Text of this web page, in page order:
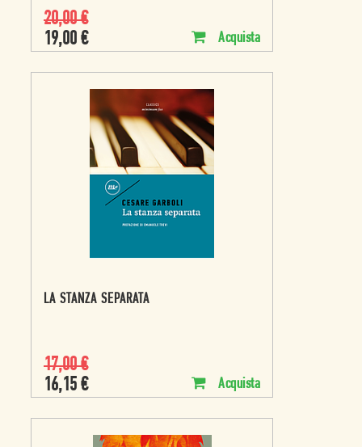
20,00€
19,00 € Acquista
LA STANZA SEPARATA
17,00€
16,15 € Acquista